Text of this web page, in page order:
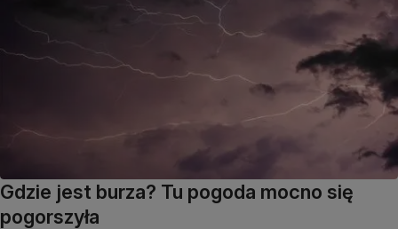
Gdzie jest burza? Tu pogoda mocno się
pogorszyła